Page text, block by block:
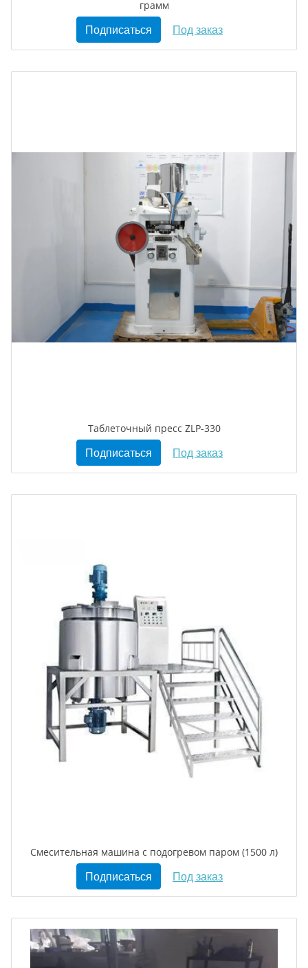
грамм
Подписаться Под заказ
Таблеточный пресс ZLP-330
Подписаться Под заказ
Смесительная машина с подогревом паром (1500 л)
Подписаться Под заказ